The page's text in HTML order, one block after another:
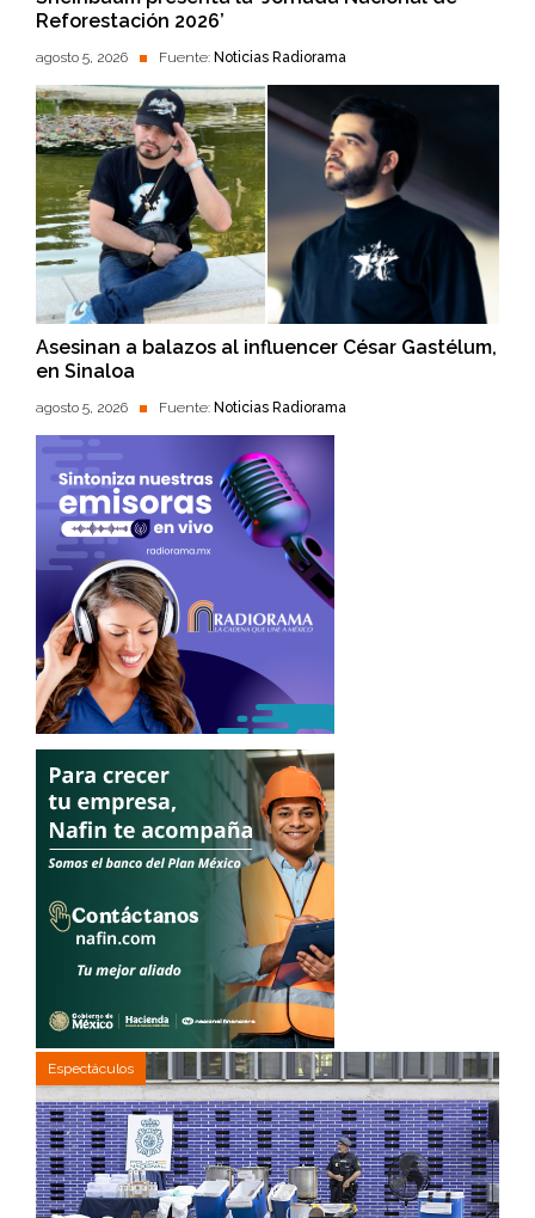
Reforestación 2026’
agosto 5, 2026 Fuente: Noticias Radiorama
Asesinan a balazos al influencer César Gastélum,
en Sinaloa
agosto 5, 2026 Fuente: Noticias Radiorama
Espectáculos